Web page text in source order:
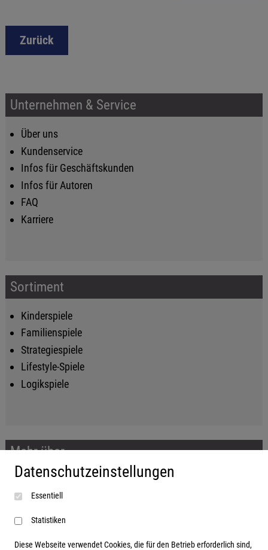
Zurück
Unternehmen & Service
Über uns
Kundenservice
Infos für Geschäftskunden
Infos für Autoren
FAQ
Karriere
Sortiment
Kinderspiele
Familienspiele
Strategiespiele
Lifestyle-Spiele
Logikspiele
Mehr über...
Impressum
AGB
Datenschutzerklärung
Datenschutzeinstellungen
Essentiell
Statistiken
Diese Webseite verwendet Cookies, die für den Betrieb erforderlich sind,